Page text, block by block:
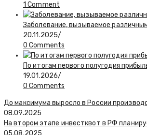
1 Comment
Заболевание, вызываемое
20.11.2025/
0 Comments
По итогам первого полугодия
19.01.2026/
0 Comments
До максимума выросло в России
08.09.2025
На втором этапе инвестквот в РФ